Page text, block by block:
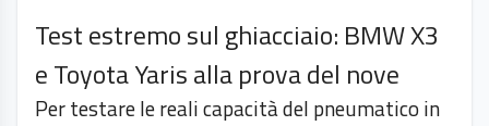
Test estremo sul ghiacciaio: BMW X3
e Toyota Yaris alla prova del nove
Per testare le reali capacità del pneumatico in